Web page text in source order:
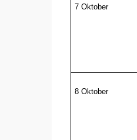
7 Oktober
8 Oktober